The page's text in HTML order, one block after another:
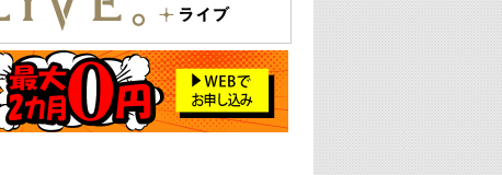
24:00
25:00
エムオン! ヒッツ
26:00